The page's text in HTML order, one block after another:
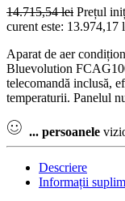
14.715,54lei Prețul
curent este: 13.974,17
Aparat de aer
Bluevolution
telecomandă inclusă,
temperaturii. Panelul
... persoanele
Descriere
Informații